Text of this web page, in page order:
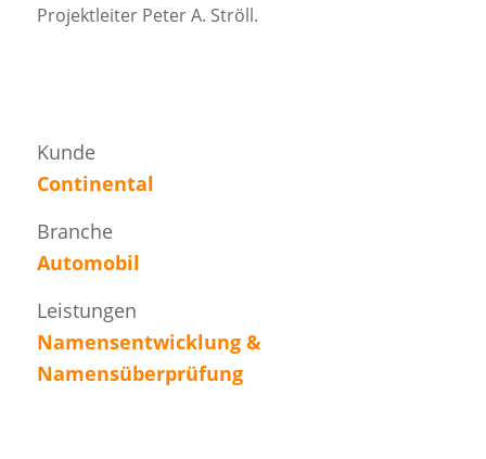
Projektleiter Peter A. Ströll.
Kunde
Continental
Branche
Automobil
Leistungen
Namensentwicklung &
Namensüberprüfung